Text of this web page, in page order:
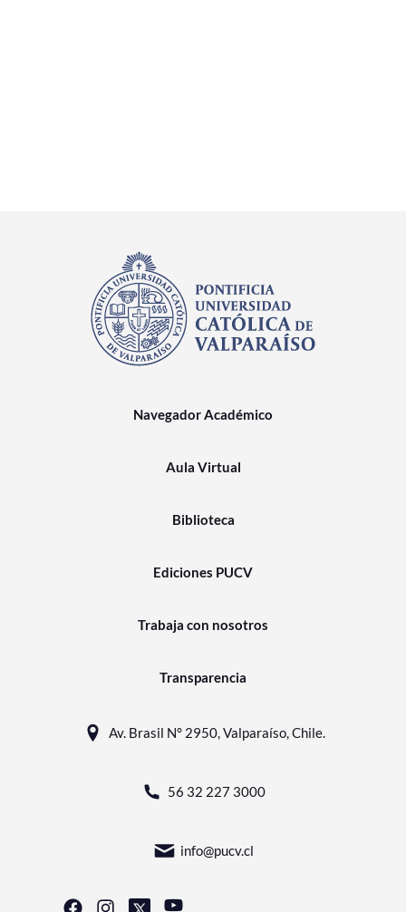
Navegador Académico
Aula Virtual
Biblioteca
Ediciones PUCV
Trabaja con nosotros
Transparencia
Av. Brasil N° 2950, Valparaíso, Chile.
56 32 227 3000
info@pucv.cl